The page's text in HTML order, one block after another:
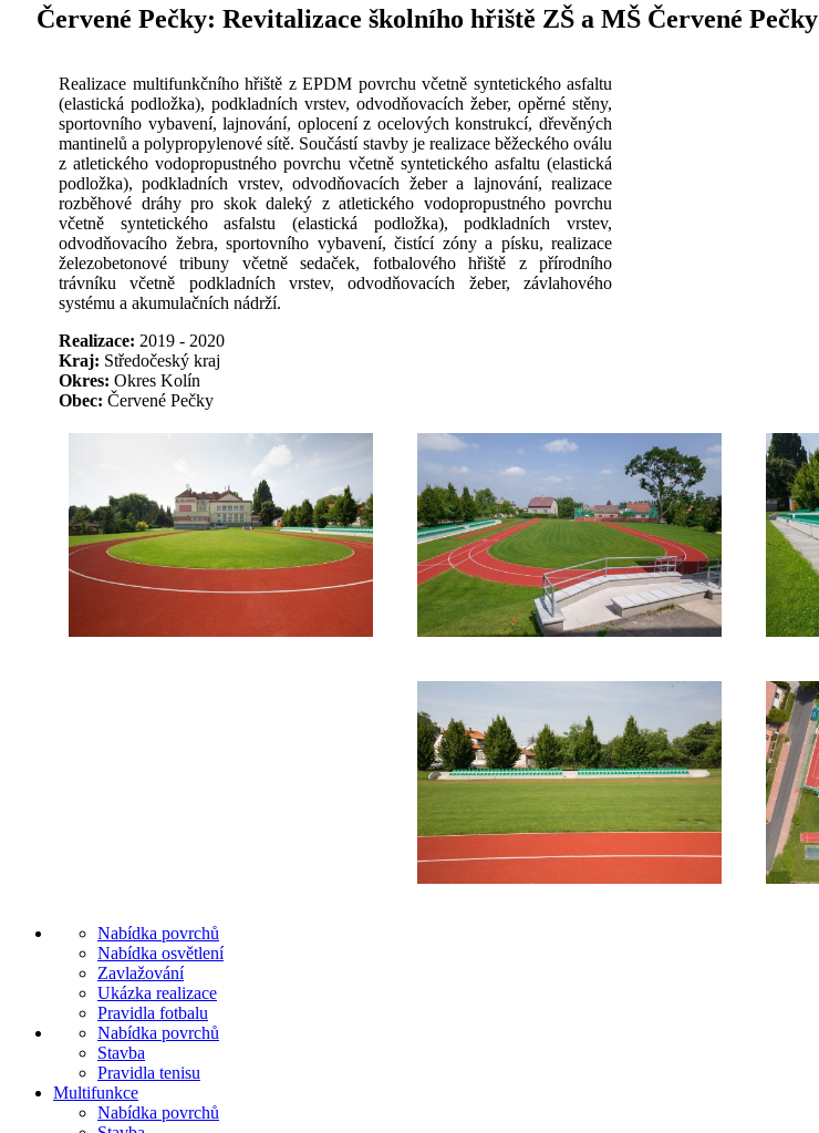
Červené Pečky: Revitalizace školního hřiště ZŠ a MŠ Červené Pečky
Realizace multifunkčního hřiště z EPDM povrchu včetně syntetického asfaltu
(elastická podložka), podkladních vrstev, odvodňovacích žeber, opěrné stěny,
sportovního vybavení, lajnování, oplocení z ocelových konstrukcí, dřevěných
mantinelů a polypropylenové sítě. Součástí stavby je realizace běžeckého oválu
z atletického vodopropustného povrchu včetně syntetického asfaltu (elastická
podložka), podkladních vrstev, odvodňovacích žeber a lajnování, realizace
rozběhové dráhy pro skok daleký z atletického vodopropustného povrchu
včetně syntetického asfalstu (elastická podložka), podkladních vrstev,
odvodňovacího žebra, sportovního vybavení, čistící zóny a písku, realizace
železobetonové tribuny včetně sedaček, fotbalového hřiště z přírodního
trávníku včetně podkladních vrstev, odvodňovacích žeber, závlahového
systému a akumulačních nádrží.
Realizace: 2019 - 2020
Kraj: Středočeský kraj
Okres: Okres Kolín
Obec: Červené Pečky
Nabídka povrchů
Nabídka osvětlení
Zavlažování
Ukázka realizace
Pravidla fotbalu
Nabídka povrchů
Stavba
Pravidla tenisu
Multifunkce
Nabídka povrchů